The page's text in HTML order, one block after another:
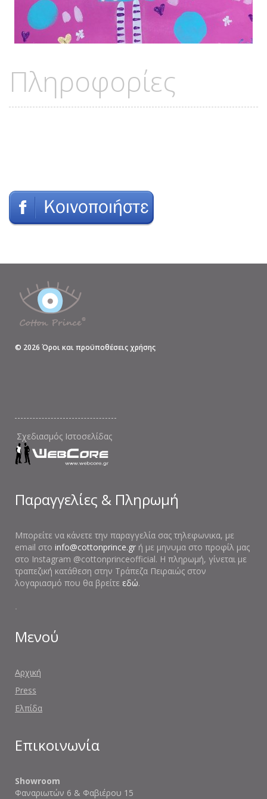
Πληροφορίες
© 2026 Όροι και προϋποθέσεις χρήσης
Σχεδιασμός Ιστοσελίδας
Παραγγελίες & Πληρωμή
Μπορείτε να κάνετε την παραγγελία σας τηλεφωνικα, με
email στο info@cottonprince.gr ή με μηνυμα στο προφίλ μας
στο Instagram @cottonprinceofficial. Η πληρωμή, γίνεται με
τραπεζική κατάθεση στην Τράπεζα Πειραιώς στον
λογαριασμό που θα βρείτε εδώ.
Μενού
Αρχική
Press
Ελπίδα
Επικοινωνία
Showroom
Φαναριωτών 6 & Φαβιέρου 15